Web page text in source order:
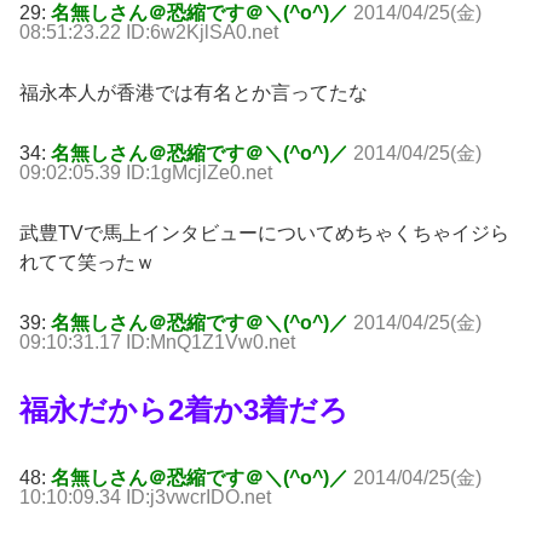
29: 名無しさん＠恐縮です＠＼(^o^)／ 2014/04/25(金)
08:51:23.22 ID:6w2KjlSA0.net
福永本人が香港では有名とか言ってたな
34: 名無しさん＠恐縮です＠＼(^o^)／ 2014/04/25(金)
09:02:05.39 ID:1gMcjlZe0.net
武豊TVで馬上インタビューについてめちゃくちゃイジら
れてて笑ったｗ
39: 名無しさん＠恐縮です＠＼(^o^)／ 2014/04/25(金)
09:10:31.17 ID:MnQ1Z1Vw0.net
福永だから2着か3着だろ
48: 名無しさん＠恐縮です＠＼(^o^)／ 2014/04/25(金)
10:10:09.34 ID:j3vwcrIDO.net